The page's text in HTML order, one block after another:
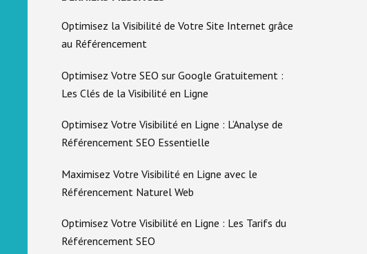
Optimisez la Visibilité de Votre Site Internet grâce
au Référencement
Optimisez Votre SEO sur Google Gratuitement :
Les Clés de la Visibilité en Ligne
Optimisez Votre Visibilité en Ligne : L’Analyse de
Référencement SEO Essentielle
Maximisez Votre Visibilité en Ligne avec le
Référencement Naturel Web
Optimisez Votre Visibilité en Ligne : Les Tarifs du
Référencement SEO